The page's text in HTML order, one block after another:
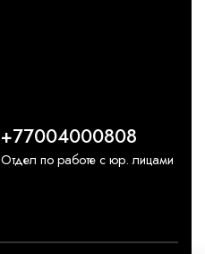
+77004000808
Отдел по работе с юр. лицами